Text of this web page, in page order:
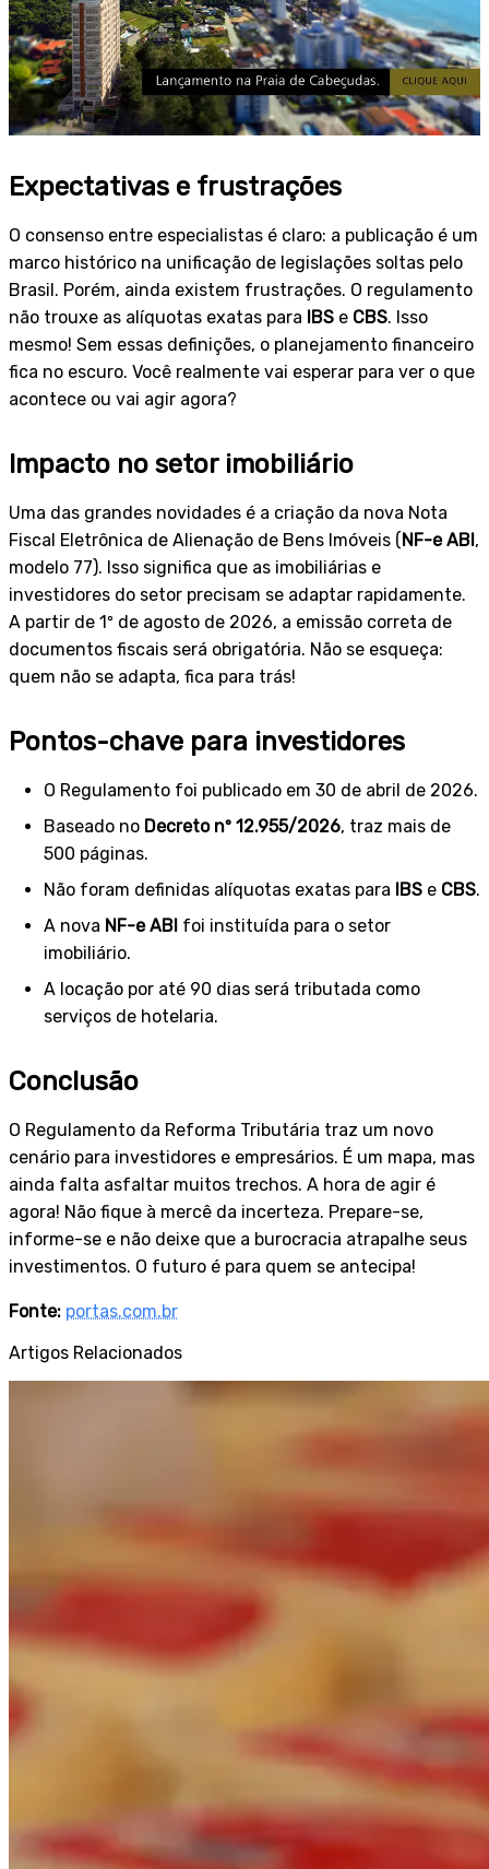
Expectativas e frustrações
O consenso entre especialistas é claro: a publicação é um
marco histórico na unificação de legislações soltas pelo
Brasil. Porém, ainda existem frustrações. O regulamento
não trouxe as alíquotas exatas para IBS e CBS. Isso
mesmo! Sem essas definições, o planejamento financeiro
fica no escuro. Você realmente vai esperar para ver o que
acontece ou vai agir agora?
Impacto no setor imobiliário
Uma das grandes novidades é a criação da nova Nota
Fiscal Eletrônica de Alienação de Bens Imóveis (NF-e ABI,
modelo 77). Isso significa que as imobiliárias e
investidores do setor precisam se adaptar rapidamente.
A partir de 1º de agosto de 2026, a emissão correta de
documentos fiscais será obrigatória. Não se esqueça:
quem não se adapta, fica para trás!
Pontos-chave para investidores
O Regulamento foi publicado em 30 de abril de 2026.
Baseado no Decreto nº 12.955/2026, traz mais de
500 páginas.
Não foram definidas alíquotas exatas para IBS e CBS.
A nova NF-e ABI foi instituída para o setor
imobiliário.
A locação por até 90 dias será tributada como
serviços de hotelaria.
Conclusão
O Regulamento da Reforma Tributária traz um novo
cenário para investidores e empresários. É um mapa, mas
ainda falta asfaltar muitos trechos. A hora de agir é
agora! Não fique à mercê da incerteza. Prepare-se,
informe-se e não deixe que a burocracia atrapalhe seus
investimentos. O futuro é para quem se antecipa!
Fonte: portas.com.br
Artigos Relacionados